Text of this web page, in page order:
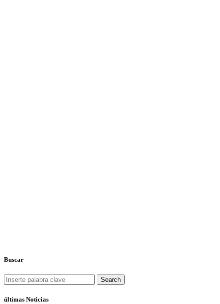
Buscar
Search
últimas Noticias